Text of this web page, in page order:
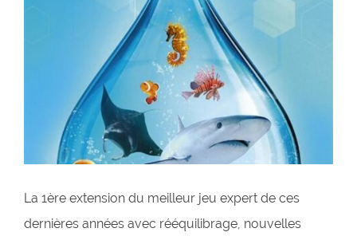
La 1ère extension du meilleur jeu expert de ces
dernières années avec rééquilibrage, nouvelles